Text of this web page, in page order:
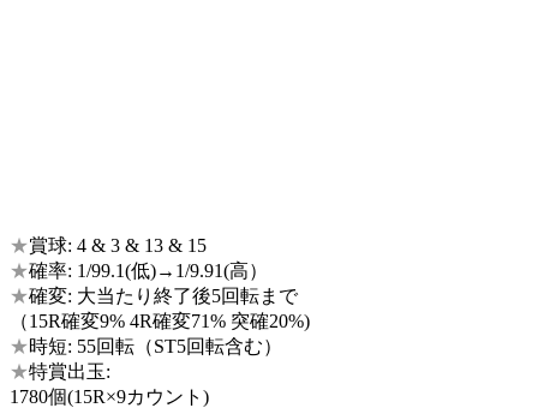
★賞球: 4 & 3 & 13 & 15
★確率: 1/99.1(低)→1/9.91(高）
★確変: 大当たり終了後5回転まで
（15R確変9% 4R確変71% 突確20%)
★時短: 55回転（ST5回転含む）
★特賞出玉:
1780個(15R×9カウント)